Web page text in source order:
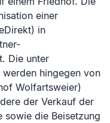
einer
in
Die unter
werden hingegen von
Wolfartsweier)
der Verkauf der
sowie die Beisetzung